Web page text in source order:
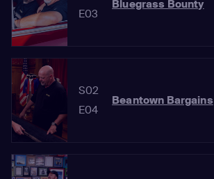
E03
Bluegrass Bounty
S02
E04
Beantown Bargains